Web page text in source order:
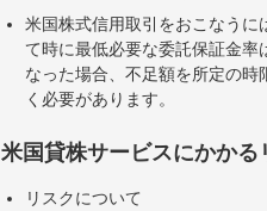
米国株式信用取引をおこなう
て時に最低必要な委託保証金
なった場合、不足額を所定の
く必要があります。
米国貸株サービスにかかる
リスクについて